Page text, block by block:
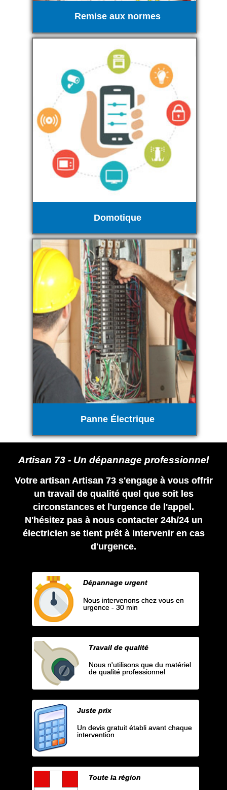
Remise aux normes
Domotique
Panne Électrique
Artisan 73 - Un dépannage professionnel
Votre artisan Artisan 73 s'engage à vous offrir
un travail de qualité quel que soit les
circonstances et l'urgence de l'appel.
N'hésitez pas à nous contacter 24h/24 un
électricien se tient prêt à intervenir en cas
d'urgence.
Dépannage urgent
Nous intervenons chez vous en
urgence - 30 min
Travail de qualité
Nous n'utilisons que du matériel
de qualité professionnel
Juste prix
Un devis gratuit établi avant chaque
intervention
Toute la région